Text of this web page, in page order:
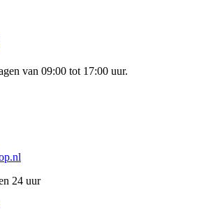
van 09:00 tot 17:00 uur.
24 uur